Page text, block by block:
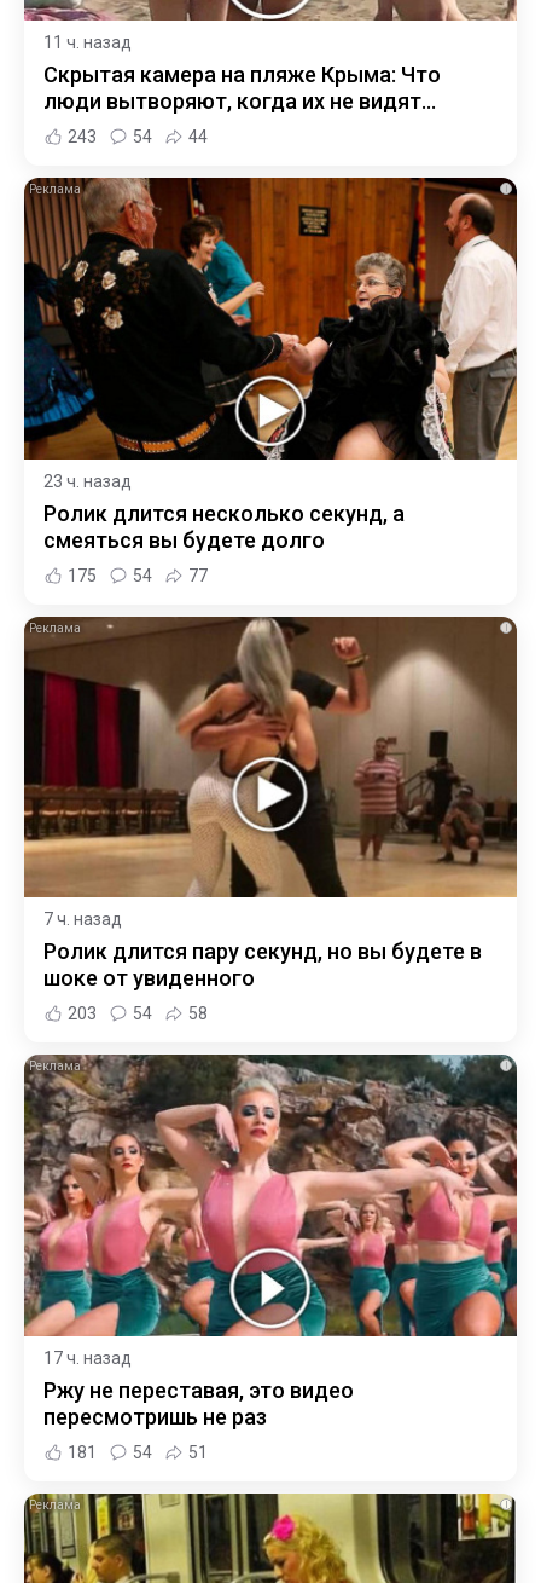
11 ч. назад
Скрытая камера на пляже Крыма: Что
люди вытворяют, когда их не видят...
243 54 44
i
23 ч. назад
Ролик длится несколько секунд, а
смеяться вы будете долго
175 54 77
i
7 ч. назад
Ролик длится пару секунд, но вы будете в
шоке от увиденного
203 54 58
i
17 ч. назад
Ржу не переставая, это видео
пересмотришь не раз
181 54 51
i